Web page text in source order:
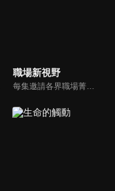
職場新視野
每集邀請各界職場菁英分享心路歷程與觀點，喬美倫老師也透過主題性的真理論述，幫助你我走入合神心意的職場文化。